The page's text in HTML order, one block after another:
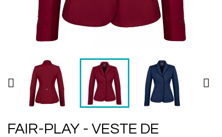
 
FAIR-PLAY - VESTE DE